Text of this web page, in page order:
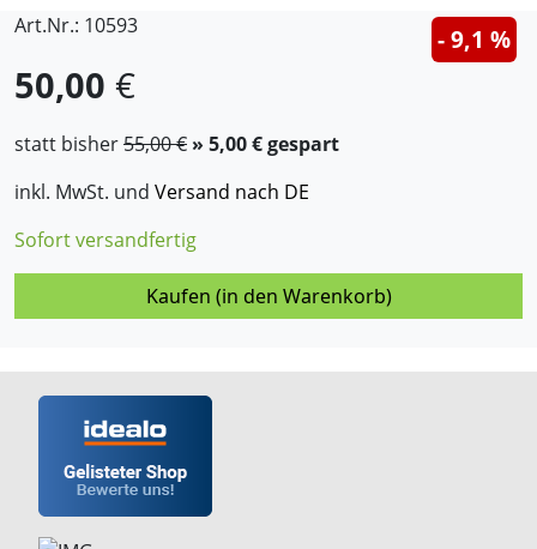
Art.Nr.: 10593
50,00 €
statt bisher55,00 € » 5,00 € gespart
- 9,1 %
inkl. MwSt. und Versand nach DE
Sofort versandfertig
Kaufen (in den Warenkorb)